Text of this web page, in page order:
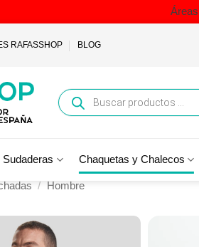
RAFASSHOP BLOG
Búsqueda
de
productos
Sudaderas Chaquetas y Chalecos
/ Hombre